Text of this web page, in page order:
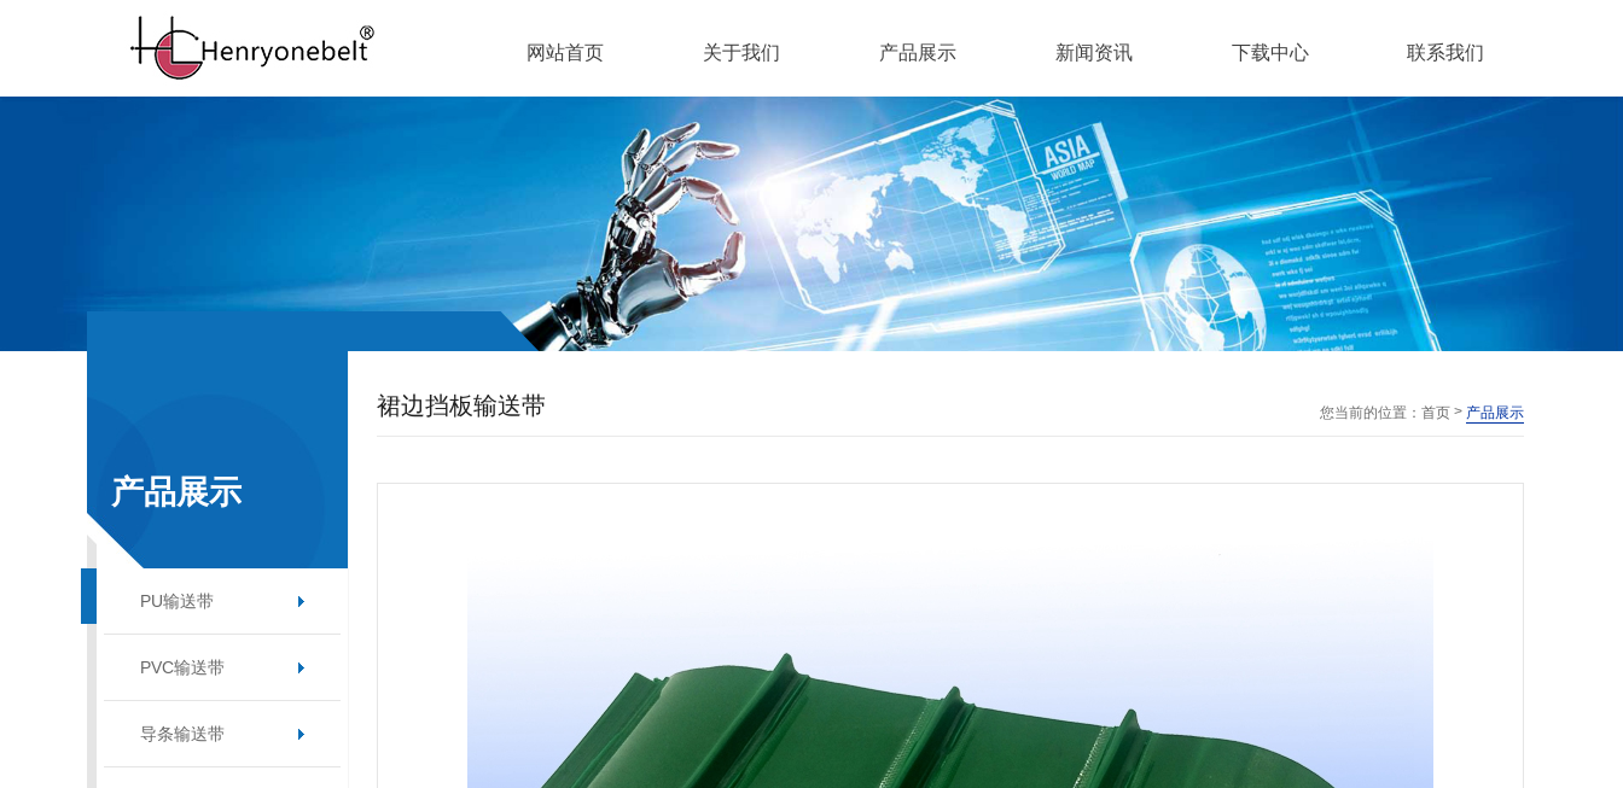
网站首页 关于我们 产品展示 新闻资讯 下载中心 联系我们
产品展示
PU输送带
PVC输送带
导条输送带
裙边挡板输送带 您当前的位置： 首页 > 产品展示